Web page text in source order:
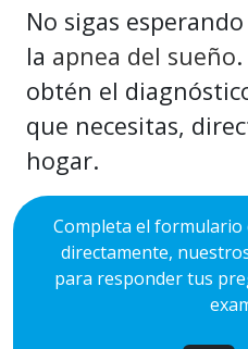
No sigas
la apnea del sueño
obtén el
que necesitas,
hogar.
Completa el formulario
directamente,
para responder tus